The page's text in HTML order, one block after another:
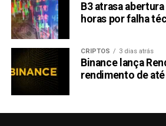
B3 atrasa
horas por falha
CRIPTOS 3 dias atrás
Binance lança
rendimento de até